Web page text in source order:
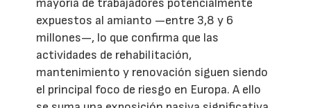
mayoría de trabajadores potencialmente
expuestos al amianto —entre 3,8 y 6
millones—, lo que confirma que las
actividades de rehabilitación,
mantenimiento y renovación siguen siendo
el principal foco de riesgo en Europa. A ello